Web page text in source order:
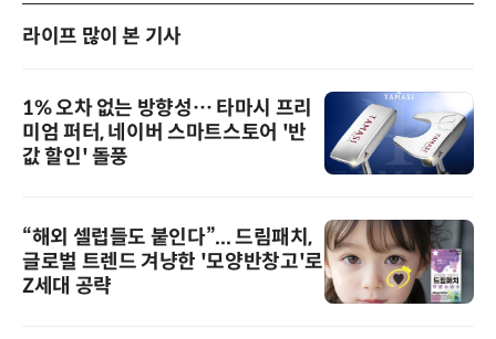
라이프 많이 본 기사
1% 오차 없는 방향성… 타마시 프리
미엄 퍼터, 네이버 스마트스토어 '반
값 할인' 돌풍
“해외 셀럽들도 붙인다”... 드림패치,
글로벌 트렌드 겨냥한 '모양반창고'로
Z세대 공략